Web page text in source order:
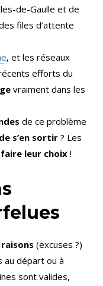
de-Gaulle et de
files d’attente
, et les réseaux
efforts du
vraiment dans les
de ce problème
s’en sortir ? Les
leur choix!
(excuses ?)
au départ ou à
sont valides,